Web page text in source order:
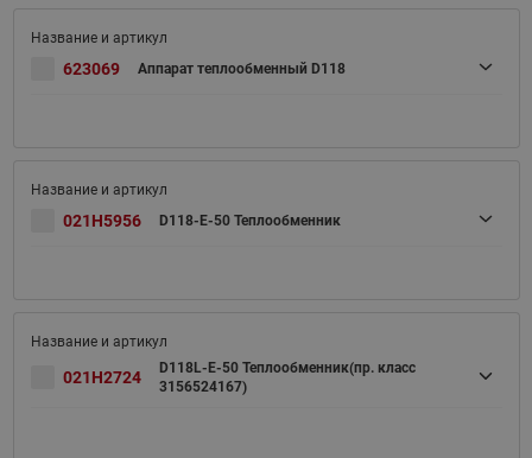
623069 Аппарат теплообменный D118
021H5956 D118-E-50 Теплообменник
021H2724
D118L-E-50 Теплообменник(пр. класс
3156524167)